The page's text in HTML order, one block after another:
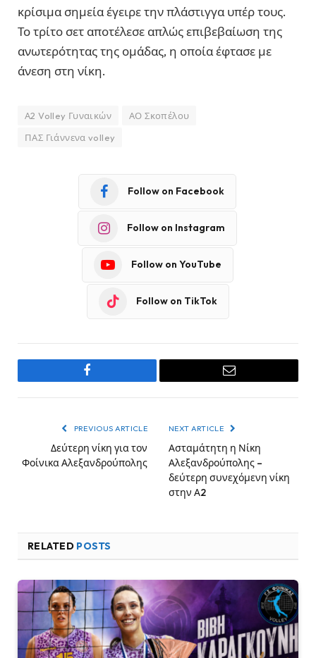
κρίσιμα σημεία έγειρε την πλάστιγγα υπέρ τους.
Το τρίτο σετ αποτέλεσε απλώς επιβεβαίωση της
ανωτερότητας της ομάδας, η οποία έφτασε με
άνεση στη νίκη.
Α2 Volley Γυναικών
ΑΟ Σκοπέλου
ΠΑΣ Γιάννενα volley
Follow on Facebook
Follow on Instagram
Follow on YouTube
Follow on TikTok
Facebook Email
PREVIOUS ARTICLE
Δεύτερη νίκη για τον
Φοίνικα Αλεξανδρούπολης
NEXT ARTICLE
Ασταμάτητη η Νίκη
Αλεξανδρούπολης –
δεύτερη συνεχόμενη νίκη
στην Α2
RELATED POSTS